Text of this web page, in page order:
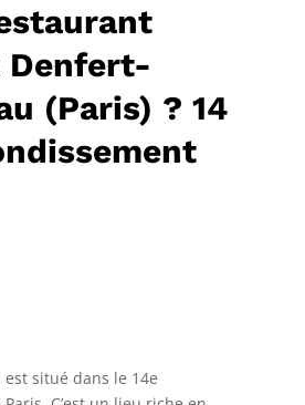
Denfert-
(Paris) ? 14
situé dans le 14e